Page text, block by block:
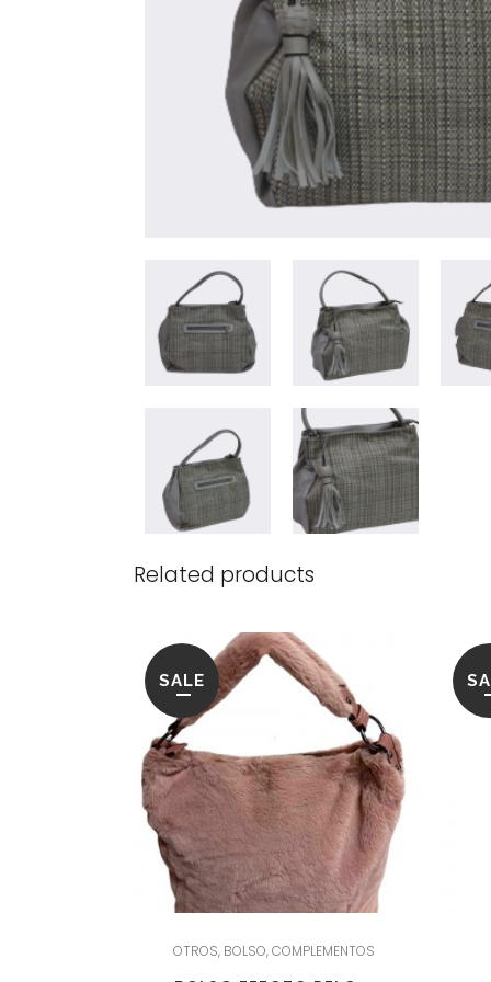
Related products
SALE
OTROS, BOLSO,COMPLEMENTOS